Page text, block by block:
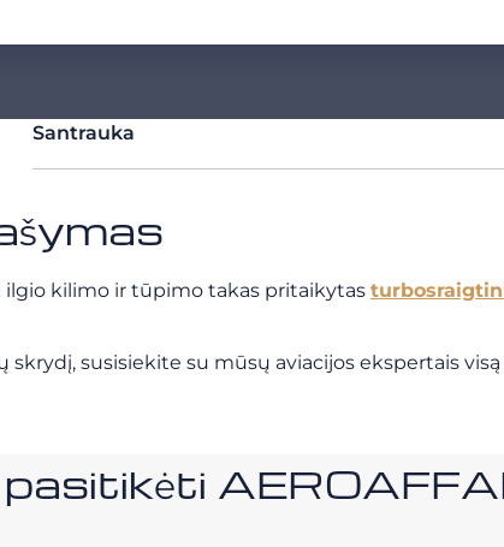
Santrauka
ilgio kilimo ir tūpimo takas pritaikytas
skrydį, susisiekite su mūsų aviacijos ekspertais
pasitikėti